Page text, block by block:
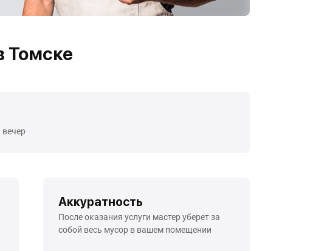
Томске
Аккуратность
После оказания услуги мастер уберет за
собой весь мусор в вашем помещении